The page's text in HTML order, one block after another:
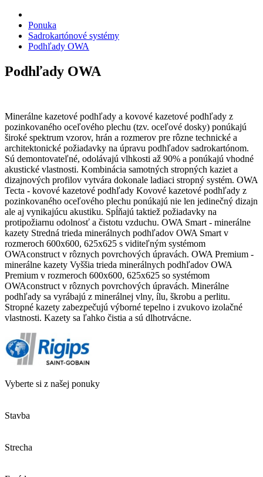
Ponuka
Sadrokartónové systémy
Podhľady OWA
Podhľady OWA
Minerálne kazetové podhľady a kovové kazetové podhľady z
pozinkovaného oceľového plechu (tzv. oceľové dosky) ponúkajú
široké spektrum vzorov, hrán a rozmerov pre rôzne technické a
architektonické požiadavky na úpravu podhľadov sadrokartónom.
Sú demontovateľné, odolávajú vlhkosti až 90% a ponúkajú vhodné
akustické vlastnosti. Kombinácia samotných stropných kaziet a
dizajnových profilov vytvára dokonale ladiaci stropný systém. OWA
Tecta - kovové kazetové podhľady Kovové kazetové podhľady z
pozinkovaného oceľového plechu ponúkajú nie len jedinečný dizajn
ale aj vynikajúcu akustiku. Spĺňajú taktiež požiadavky na
protipožiarnu odolnosť a čistotu vzduchu. OWA Smart - minerálne
kazety Stredná trieda minerálnych podhľadov OWA Smart v
rozmeroch 600x600, 625x625 s viditeľným systémom
OWAconstruct v rôznych povrchových úpravách. OWA Premium -
minerálne kazety Vyššia trieda minerálnych podhľadov OWA
Premium v rozmeroch 600x600, 625x625 so systémom
OWAconstruct v rôznych povrchových úpravách. Minerálne
podhľady sa vyrábajú z minerálnej vlny, ílu, škrobu a perlitu.
Stropné kazety zabezpečujú výborné tepelno i zvukovo izolačné
vlastnosti. Kazety sa ľahko čistia a sú dlhotrvácne.
Vyberte si z našej ponuky
Stavba
Strecha